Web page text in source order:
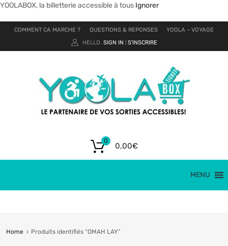
YOOLABOX, la billetterie accessible à tous Ignorer
COMMENT CA MARCHE ? QUESTIONS & REPONSES
YOOLA – VOYAGE
HELLO. SIGN IN S'INSCRIRE
0,00€
0
MENU
Home Produits identifiés “OMAH LAY”